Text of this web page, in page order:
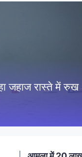
जहाज रास्ते में रुख